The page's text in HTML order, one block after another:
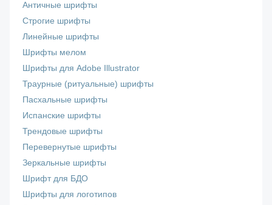
Античные шрифты
Строгие шрифты
Линейные шрифты
Шрифты мелом
Шрифты для Adobe Illustrator
Траурные (ритуальные) шрифты
Пасхальные шрифты
Испанские шрифты
Трендовые шрифты
Перевернутые шрифты
Зеркальные шрифты
Шрифт для БДО
Шрифты для логотипов